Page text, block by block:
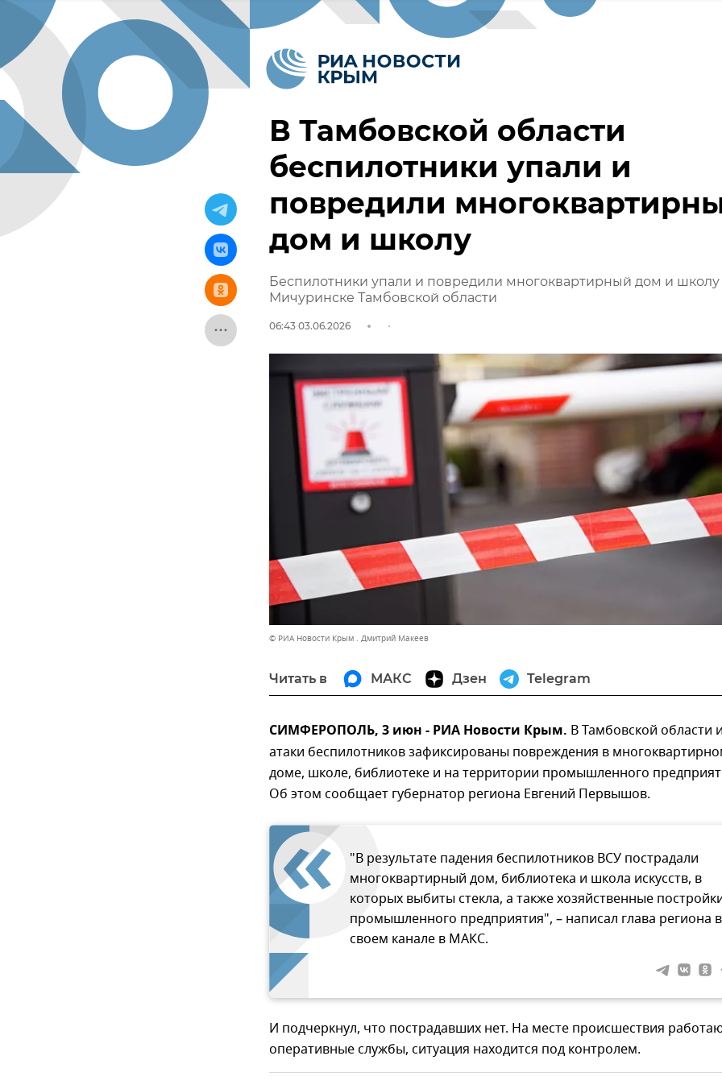
В Тамбовской области
беспилотники упали и
повредили
дом и школу
Беспилотники упали и повредили многоквартирный дом и школу
Мичуринске Тамбовской области
06:43 03.06.2026
© РИА Новости Крым . Дмитрий Макеев
Читать в МАКС Дзен Telegram
СИМФЕРОПОЛЬ, 3 июн - РИА Новости Крым. В Тамбовской области
атаки беспилотников зафиксированы повреждения в
доме, школе, библиотеке и на территории промышленного
Об этом сообщает губернатор региона Евгений Первышов.
"В результате падения беспилотников ВСУ пострадали
многоквартирный дом, библиотека и школа искусств, в
которых выбиты стекла, а также хозяйственные
промышленного предприятия", – написал глава региона в
своем канале в МАКС.
И подчеркнул, что пострадавших нет. На месте происшествия
оперативные службы, ситуация находится под контролем.